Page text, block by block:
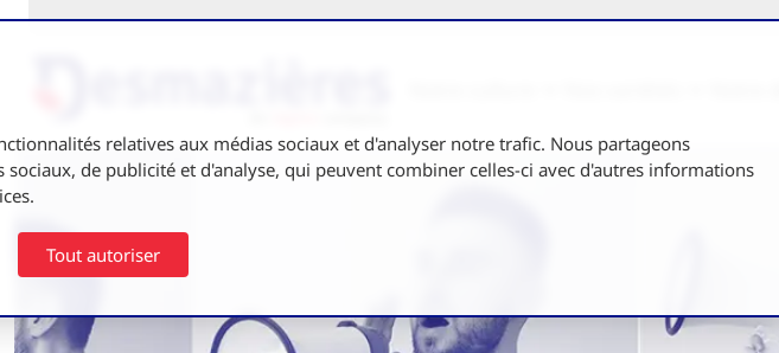
relatives aux médias sociaux et d'analyser notre trafic. Nous partageons
de publicité et d'analyse, qui peuvent combiner celles-ci avec d'autres informations
Tout autoriser
Notre